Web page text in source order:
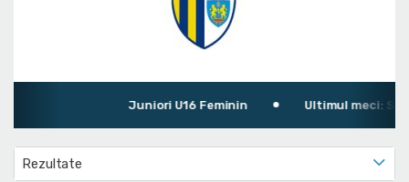
Juniori U16 Feminin Ultimul meci:
Rezultate